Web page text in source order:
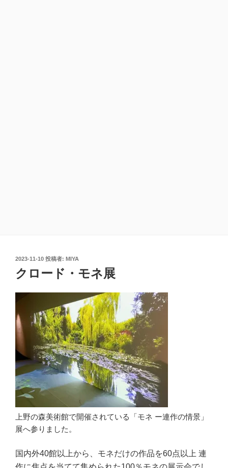
投
日:
2023-11-10 投稿者: MIYA
クロード・モネ展
上野の森美術館で開催されている「モネ ー連作の情景」
展へ参りました。
国内外40館以上から、モネだけの作品を60点以上 連